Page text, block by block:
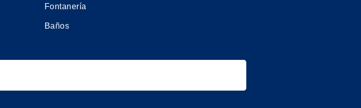
Fontanería
Baños